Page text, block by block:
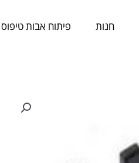
חנות פיתוח אבות טיפוס